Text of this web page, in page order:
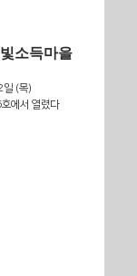
소득마을
일 (목)
에서 열렸다